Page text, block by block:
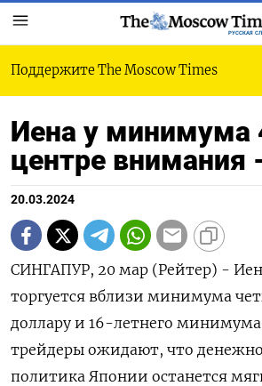
РУССКАЯ
Поддержите The Moscow Times
Иена у минимума
центре
20.03.2024
СИНГАПУР, 20 мар (Рейтер) -
торгуется вблизи минимума
доллару и 16-летнего
трейдеры ожидают, что
политика Японии останется